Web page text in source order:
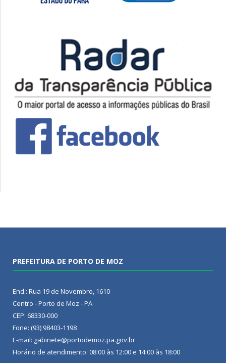
PREFEITURA DE PORTO DE MOZ
End.: Rua 19 de Novembro, 1610
Centro - Porto de Moz - PA
CEP: 68330-000
Fone: (93) 98403-1198
E-mail: gabinete@portodemoz.pa.gov.br
Horário de atendimento: 08:00 às 12:00 e 14:00 às 18:00